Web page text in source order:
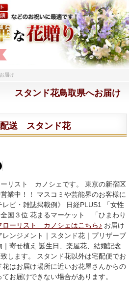
届け
スタンド花鳥取県へお届け
配送 スタンド花
リスト カノシェです。 東京の新宿区
業中！！ マスコミや芸能界のお客様に
ビ・雑誌掲載例》 日経PLUS1 「女性
国３位 花まるマーケット 「ひまわり
ーリスト カノシェはこちら♪ お届け
ンジメント｜スタンド花｜プリザーブ
｜寄せ植え 誕生日、楽屋花、結婚記念
します。 スタンド花以外は宅配便でお
はお届け場所に近いお花屋さんからの
お届けできない場合があります。